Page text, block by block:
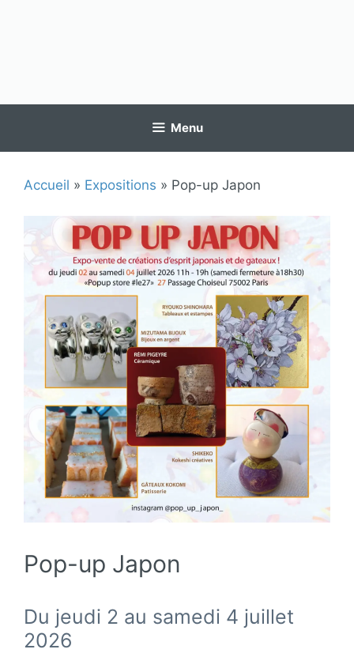
Menu
Accueil » Expositions » Pop-up Japon
Pop-up Japon
Du jeudi 2 au samedi 4 juillet
2026